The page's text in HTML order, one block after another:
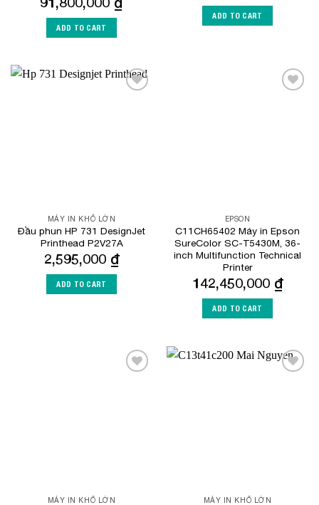
ADD TO CART
ADD TO CART
MÁY IN KHỔ LỚN
Đầu phun HP 731 DesignJet
Printhead P2V27A
2,595,000 ₫
ADD TO CART
EPSON
C11CH65402 Máy in Epson
SureColor SC-T5430M, 36-
inch Multifunction Technical
Printer
142,450,000 ₫
ADD TO CART
MÁY IN KHỔ LỚN MÁY IN KHỔ LỚN